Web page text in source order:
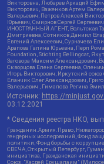
Викторовна, Любарев Аркадий
Викторович, Важенков Артем
Валерьевич, Петров Алексей
Юрьевич, Смирнов Сергей
ИНОСТРАННЫЙ АГЕНТ, Вольтская
Дмитриевна, Сотников Даниил
Евгений Алексеевич, Сурначева
Арапова Галина Юрьевна, Перл
Foundation, Stichting Bellingcat,
Заговора Максим Александрович,
Скворцова Елена Сергеевна,
Игорь Викторович, Иркутский
Еланчик Олег Александрович,
Валерьевич , Гималова Регина
Источник: https://
03.12.2021
* Сведения реестра НКО,
Гражданин.Армия.Право,
гендерных исследований, Фонд
политики, Фонд борьбы с
СВЕЧА, Открытый Петербург,
инициатива, Гражданская
Союз, "Хасдей Ерушалаим"